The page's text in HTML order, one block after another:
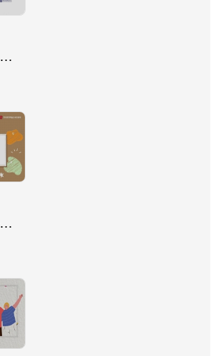
문화다양성 전문인력 양성 기본과정 - 문화다양성의 이해
콘텐츠 제작자를 위한 문화다양성의 이해